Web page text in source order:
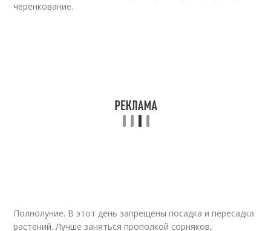
черенкование.
Полнолуние. В этот день запрещены посадка и пересадка
растений. Лучше заняться прополкой сорняков,